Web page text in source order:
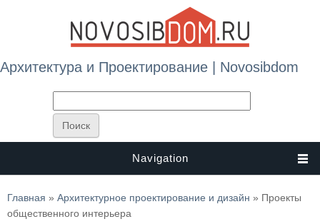
Архитектура и Проектирование | Novosibdom
Navigation
Вы здесь
Главная » Архитектурное проектирование и дизайн » Проекты
общественного интерьера